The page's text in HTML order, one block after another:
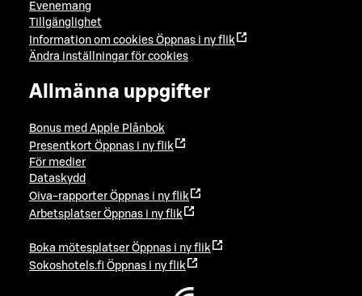
Evenemang
Tillgänglighet
Information om cookies Öppnas i ny flik
Ändra inställningar för cookies
Allmänna uppgifter
Bonus med Apple Plånbok
Presentkort Öppnas i ny flik
För medier
Dataskydd
Oiva-rapporter Öppnas i ny flik
Arbetsplatser Öppnas i ny flik
Boka mötesplatser Öppnas i ny flik
Sokoshotels.fi Öppnas i ny flik